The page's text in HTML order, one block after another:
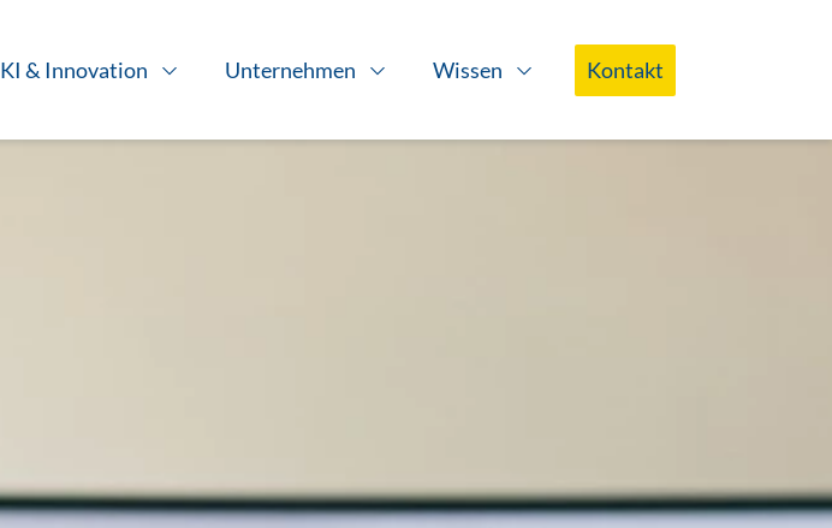
KI & Innovation Unternehmen Wissen Kontakt